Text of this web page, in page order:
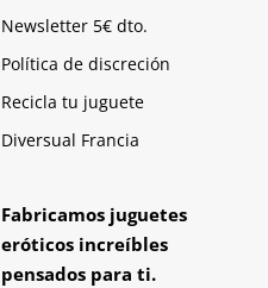
Newsletter 5€ dto.
Política de discreción
Recicla tu juguete
Diversual Francia
Fabricamos juguetes
eróticos increíbles
pensados para ti.